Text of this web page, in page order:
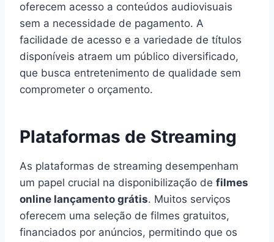
oferecem acesso a conteúdos audiovisuais
sem a necessidade de pagamento. A
facilidade de acesso e a variedade de títulos
disponíveis atraem um público diversificado,
que busca entretenimento de qualidade sem
comprometer o orçamento.
Plataformas de Streaming
As plataformas de streaming desempenham
um papel crucial na disponibilização de filmes
online lançamento grátis. Muitos serviços
oferecem uma seleção de filmes gratuitos,
financiados por anúncios, permitindo que os